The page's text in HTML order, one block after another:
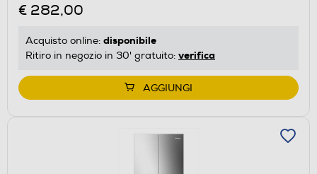
€ 282,00
Acquisto online: disponibile
Ritiro in negozio in 30' gratuito: verifica
AGGIUNGI